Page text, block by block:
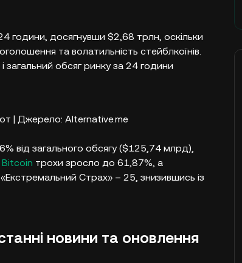
години, досягнувши $2,68 трлн, оскільки
та волатильність стейблкоїнів.
загальний обсяг ринку за 24 години
| Джерело: Alternative.me
від загального обсягу ($125,74 млрд),
Bitcoin трохи зросло до 61,87%, а
Страх» – 25, знизившись із
новини та оновлення